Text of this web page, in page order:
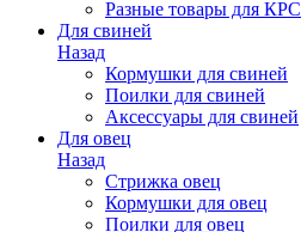
Разные товары для КРС
Для свиней
Назад
Кормушки для свиней
Поилки для свиней
Аксессуары для свиней
Для овец
Назад
Стрижка овец
Кормушки для овец
Поилки для овец